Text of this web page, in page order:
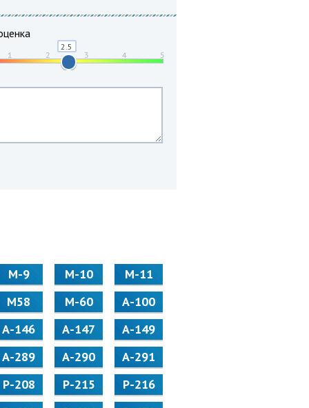
М-9 М-10
М-11
М58
M-60
А-100
А-146
А-147
А-149
А-289
А-290
А-291
Р-208
Р-215
Р-216